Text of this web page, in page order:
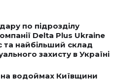
по підрозділу
Delta Plus Ukraine
найбільший склад
захисту в Україні
водоймах Київщини